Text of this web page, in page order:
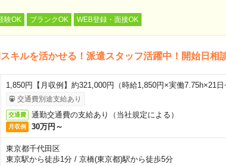
験OK ブランクOK WEB登録・面接OK
キルを活かせる！派遣スタッフ活躍中！開始日相
1,850円【月収例】約321,000円（時給1,850円×実働7.75h×21
交通費別途支給あり
交通費 通勤交通費の支給あり（当社規定による）
月収例 30万円～
東京都千代田区
東京駅から徒歩1分/ 京橋(東京都)駅から徒歩5分